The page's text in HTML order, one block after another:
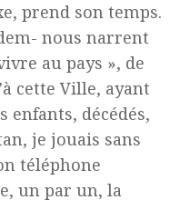
prend son temps.
nous narrent
au pays », de
cette Ville, ayant
enfants, décédés,
je jouais sans
téléphone
un par un, la